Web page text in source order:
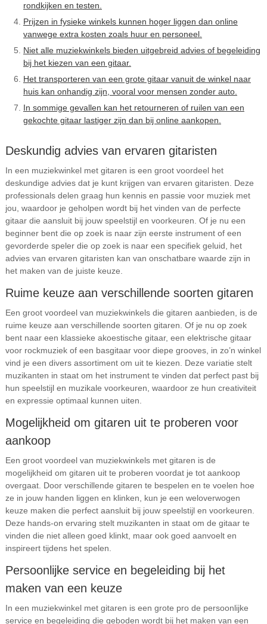
rondkijken en testen.
Prijzen in fysieke winkels kunnen hoger liggen dan online
vanwege extra kosten zoals huur en personeel.
Niet alle muziekwinkels bieden uitgebreid advies of begeleiding
bij het kiezen van een gitaar.
Het transporteren van een grote gitaar vanuit de winkel naar
huis kan onhandig zijn, vooral voor mensen zonder auto.
In sommige gevallen kan het retourneren of ruilen van een
gekochte gitaar lastiger zijn dan bij online aankopen.
Deskundig advies van ervaren gitaristen
In een muziekwinkel met gitaren is een groot voordeel het
deskundige advies dat je kunt krijgen van ervaren gitaristen. Deze
professionals delen graag hun kennis en passie voor muziek met
jou, waardoor je geholpen wordt bij het vinden van de perfecte
gitaar die aansluit bij jouw speelstijl en voorkeuren. Of je nu een
beginner bent die op zoek is naar zijn eerste instrument of een
gevorderde speler die op zoek is naar een specifiek geluid, het
advies van ervaren gitaristen kan van onschatbare waarde zijn in
het maken van de juiste keuze.
Ruime keuze aan verschillende soorten gitaren
Een groot voordeel van muziekwinkels die gitaren aanbieden, is de
ruime keuze aan verschillende soorten gitaren. Of je nu op zoek
bent naar een klassieke akoestische gitaar, een elektrische gitaar
voor rockmuziek of een basgitaar voor diepe grooves, in zo’n winkel
vind je een divers assortiment om uit te kiezen. Deze variatie stelt
muzikanten in staat om het instrument te vinden dat perfect past bij
hun speelstijl en muzikale voorkeuren, waardoor ze hun creativiteit
en expressie optimaal kunnen uiten.
Mogelijkheid om gitaren uit te proberen voor
aankoop
Een groot voordeel van muziekwinkels met gitaren is de
mogelijkheid om gitaren uit te proberen voordat je tot aankoop
overgaat. Door verschillende gitaren te bespelen en te voelen hoe
ze in jouw handen liggen en klinken, kun je een weloverwogen
keuze maken die perfect aansluit bij jouw speelstijl en voorkeuren.
Deze hands-on ervaring stelt muzikanten in staat om de gitaar te
vinden die niet alleen goed klinkt, maar ook goed aanvoelt en
inspireert tijdens het spelen.
Persoonlijke service en begeleiding bij het
maken van een keuze
In een muziekwinkel met gitaren is een grote pro de persoonlijke
service en begeleiding die geboden wordt bij het maken van een